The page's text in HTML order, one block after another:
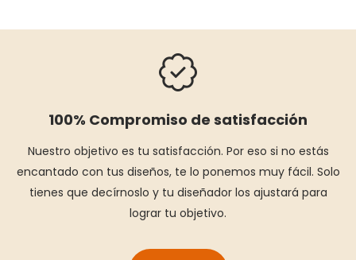
100% Compromiso de satisfacción
Nuestro objetivo es tu satisfacción. Por eso si no estás
encantado con tus diseños, te lo ponemos muy fácil. Solo
tienes que decírnoslo y tu diseñador los ajustará para
lograr tu objetivo.